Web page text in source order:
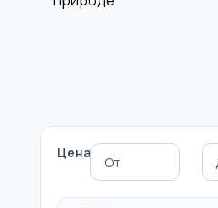
Единоборства
Цена